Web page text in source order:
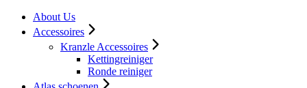
About Us
Accessoires
Kranzle Accessoires
Kettingreiniger
Ronde reiniger